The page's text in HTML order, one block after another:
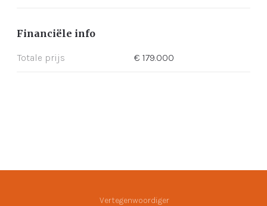
Financiële info
Totale prijs € 179.000
Vertegenwoordiger